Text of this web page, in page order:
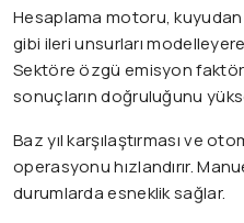
Hesaplama motoru, kuyudan
gibi ileri unsurları
Sektöre özgü emisyon
sonuçların doğruluğunu
Baz yıl karşılaştırması ve
operasyonu hızlandırır.
durumlarda esneklik sağlar.